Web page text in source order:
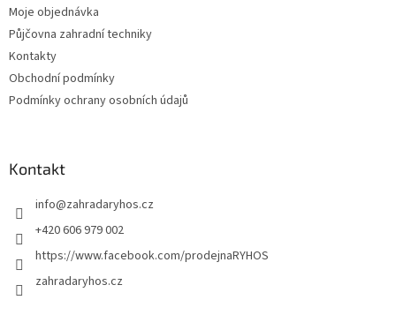
Moje objednávka
Půjčovna zahradní techniky
Kontakty
Obchodní podmínky
Podmínky ochrany osobních údajů
Kontakt
info@zahradaryhos.cz
+420 606 979 002
https://www.facebook.com/prodejnaRYHOS
zahradaryhos.cz